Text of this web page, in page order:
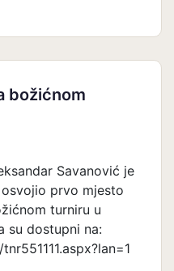
božićnom
Savanović je
prvo mjesto
turniru u
su dostupni na: